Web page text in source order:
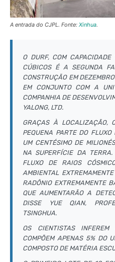
A entrada do CJPL. Fonte: Xinhua.
O DURF, COM
CÚBICOS É A SEGUNDA
CONSTRUÇÃO EM
EM CONJUNTO COM A
COMPANHIA DE
YALONG, LTD.
GRAÇAS À LOCALIZAÇÃO,
PEQUENA PARTE DO
UM CENTÉSIMO DE
NA SUPERFÍCIE DA TERRA.
FLUXO DE RAIOS
AMBIENTAL
RADÔNIO EXTREMAMENTE
QUE AUMENTARÃO A
DISSE YUE QIAN,
TSINGHUA.
OS CIENTISTAS
COMPÕEM APENAS 5% DO
COMPOSTO DE MATÉRIA